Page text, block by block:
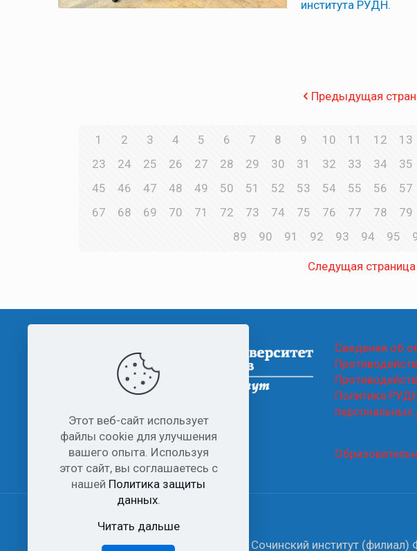
института РУДН.
Предыдущая
1 2 3 4 5 6 7 8 9 10 11 12 13
23
24 25 26 27 28 29 30 31 32 33 34 35
45
46 47 48 49 50 51 52 53 54 55 56 57
67
68 69 70 71 72 73 74 75 76 77 78 79
89
90 91 92 93 94 95
Следущая страница
Сведения об
Политика
персональных
© 2006-2026 Все права защищены Сочинский институт
Этот веб-сайт использует
файлы cookie для улучшения
вашего опыта. Используя
этот сайт, вы соглашаетесь с
нашей Политика защиты
данных.
Читать дальше